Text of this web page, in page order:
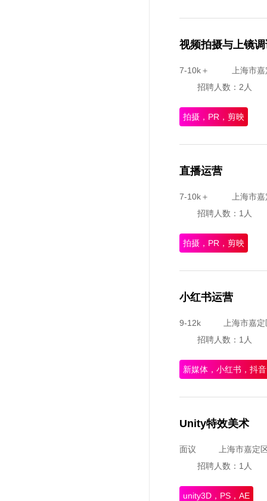
视频拍摄与上镜
7-10k＋
上海市
招聘人数：2人
拍摄，PR，剪映
直播运营
7-10k＋
上海市
招聘人数：1人
拍摄，PR，剪映
小红书运营
9-12k
上海市嘉
招聘人数：1人
新媒体，小红书，抖音
Unity特效美术
面议
上海市嘉定
招聘人数：1人
unity3D，PS，AE